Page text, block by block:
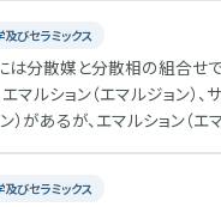
ァラデーの【 C 】の法則が成
時間流したとき電流効率が
ムと約【 E 】gの塩素が得られ
24.3、塩素の原子量は35.5、
とする。）
電池が得られる可能性がある
提案された。しかし、充放電
3 デンドライト 状に析出しや
下や安全性に問題があった
法として、負極に 4 白金 、正
解液に有機溶媒を用いた電池
びセラミックス
は分散媒と分散相の組合せで
エマルション（エマルジョン）
）があるが、エマルション（エ
して、最も適切なものはどれ
びセラミックス